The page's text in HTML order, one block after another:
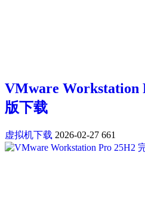
VMware Workstation
版下载
虚拟机下载 2026-02-27 661